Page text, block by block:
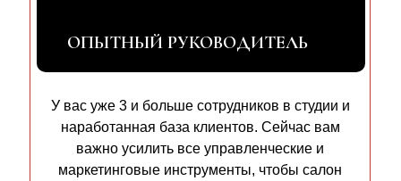
ОПЫТНЫЙ РУКОВОДИТЕЛЬ
У вас уже 3 и больше сотрудников в студии и
наработанная база клиентов. Сейчас вам
важно усилить все управленческие и
маркетинговые инструменты, чтобы салон
Диагностируем ваше дело по10
01